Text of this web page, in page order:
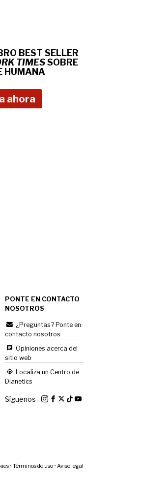
BEST SELLER
TIMESSOBRE
HUMANA
ahora
PONTE EN CONTACTO
NOSOTROS
¿Preguntas? Ponte en
contacto nosotros
Opiniones acerca del
sitio web
Localiza un Centro de
Dianetics
Síguenos
• Términos de uso • Aviso legal